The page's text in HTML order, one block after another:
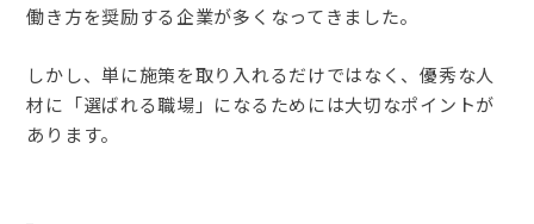
働き方を奨励する企業が多くなってきました。
しかし、単に施策を取り入れるだけではなく、優秀な人
材に「選ばれる職場」になるためには大切なポイントが
あります。